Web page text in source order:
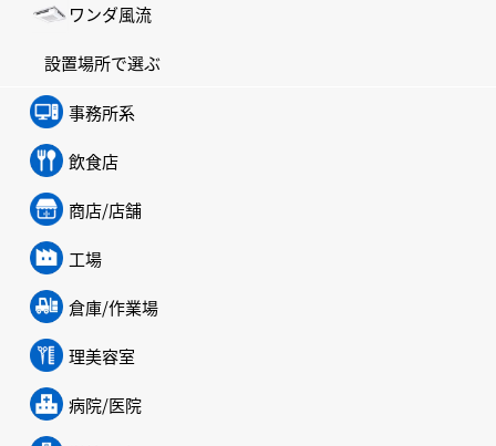
ワンダ風流
設置場所で選ぶ
事務所系
飲食店
商店/店舗
工場
倉庫/作業場
理美容室
病院/医院